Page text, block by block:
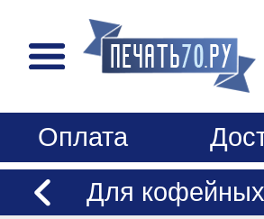
Оплата
Для кофейных